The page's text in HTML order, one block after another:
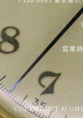
営業
COPYRIGHT ©